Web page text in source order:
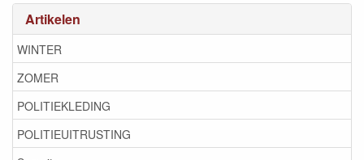
Artikelen
WINTER
ZOMER
POLITIEKLEDING
POLITIEUITRUSTING